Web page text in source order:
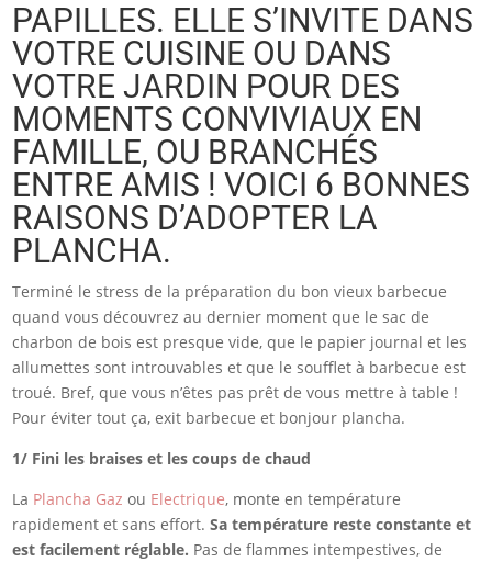
PAPILLES. ELLE S’INVITE DANS
VOTRE CUISINE OU DANS
VOTRE JARDIN POUR DES
MOMENTS CONVIVIAUX EN
FAMILLE, OU BRANCHÉS
ENTRE AMIS ! VOICI 6 BONNES
RAISONS D’ADOPTER LA
PLANCHA.
Terminé le stress de la préparation du bon vieux barbecue
quand vous découvrez au dernier moment que le sac de
charbon de bois est presque vide, que le papier journal et les
allumettes sont introuvables et que le soufflet à barbecue est
troué. Bref, que vous n’êtes pas prêt de vous mettre à table !
Pour éviter tout ça, exit barbecue et bonjour plancha.
1/ Fini les braises et les coups de chaud
La Plancha Gaz ou Electrique, monte en température
rapidement et sans effort.Sa température reste constante et
est facilement réglable. Pas de flammes intempestives, de